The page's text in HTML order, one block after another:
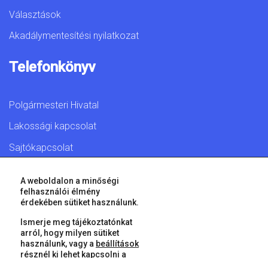
Választások
Akadálymentesítési nyilatkozat
Telefonkönyv
Polgármesteri Hivatal
Lakossági kapcsolat
Sajtókapcsolat
© 2026 Győr Megyei Jogú Város • Minden jog fenntartva!
A weboldalon a minőségi
felhasználói élmény
érdekében sütiket használunk.
Ismerje meg tájékoztatónkat
arról, hogy milyen sütiket
használunk, vagy a beállítások
résznél ki lehet kapcsolni a